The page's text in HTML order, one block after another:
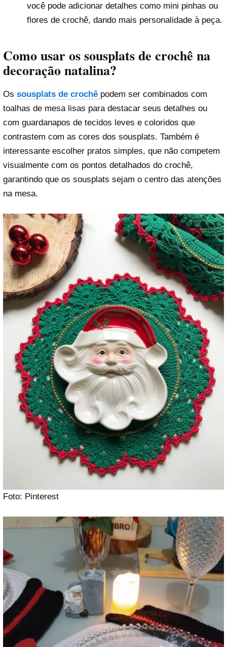
você pode adicionar detalhes como mini pinhas ou
flores de crochê, dando mais personalidade à peça.
Como usar os sousplats de crochê na
decoração natalina?
Os sousplats de crochê podem ser combinados com
toalhas de mesa lisas para destacar seus detalhes ou
com guardanapos de tecidos leves e coloridos que
contrastem com as cores dos sousplats. Também é
interessante escolher pratos simples, que não competem
visualmente com os pontos detalhados do crochê,
garantindo que os sousplats sejam o centro das atenções
na mesa.
Foto: Pinterest